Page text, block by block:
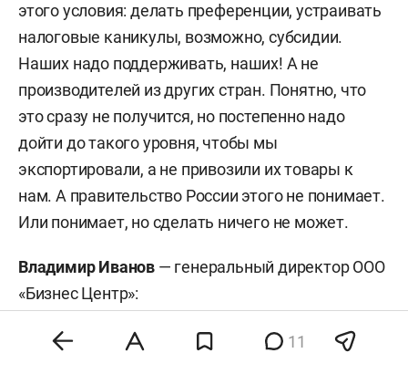
этого условия: делать преференции, устраивать
налоговые каникулы, возможно, субсидии.
Наших надо поддерживать, наших! А не
производителей из других стран. Понятно, что
это сразу не получится, но постепенно надо
дойти до такого уровня, чтобы мы
экспортировали, а не привозили их товары к
нам. А правительство России этого не понимает.
Или понимает, но сделать ничего не может.
Владимир Иванов — генеральный директор ООО
«Бизнес Центр»:
— С одной стороны, условия, объявленные
11